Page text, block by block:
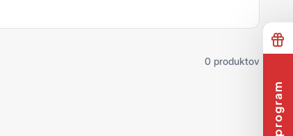
0 produktov